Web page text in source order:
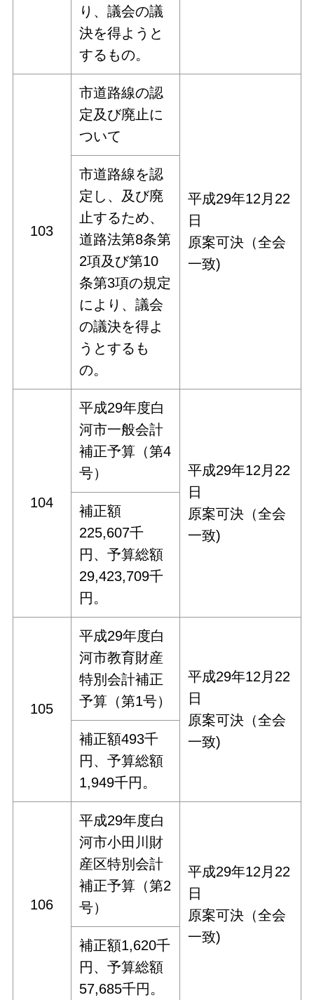
り、議会の議
決を得ようと
するもの。
103
市道路線の認
定及び廃止に
ついて
平成29年12月22
日
原案可決（全会
一致)
市道路線を認
定し、及び廃
止するため、
道路法第8条第
2項及び第10
条第3項の規定
により、議会
の議決を得よ
うとするも
の。
104
平成29年度白
河市一般会計
補正予算（第4
号）
平成29年12月22
日
原案可決（全会
一致)
補正額
225,607千
円、予算総額
29,423,709千
円。
105
平成29年度白
河市教育財産
特別会計補正
予算（第1号）
平成29年12月22
日
原案可決（全会
一致)
補正額493千
円、予算総額
1,949千円。
106
平成29年度白
河市小田川財
産区特別会計
補正予算（第2
号）
平成29年12月22
日
原案可決（全会
一致)
補正額1,620千
円、予算総額
57,685千円。